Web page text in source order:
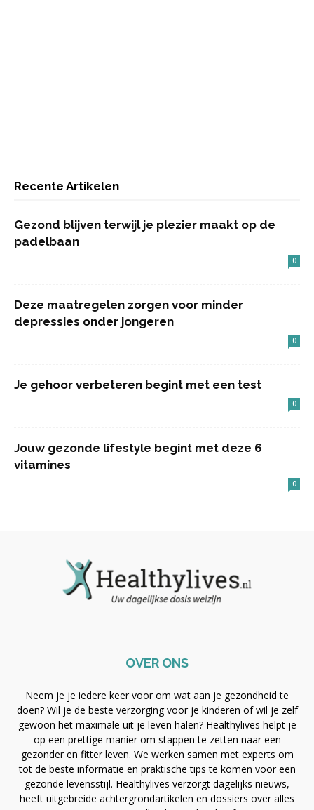
Recente Artikelen
Gezond blijven terwijl je plezier maakt op de
padelbaan
0
Deze maatregelen zorgen voor minder
depressies onder jongeren
0
Je gehoor verbeteren begint met een test
0
Jouw gezonde lifestyle begint met deze 6
vitamines
0
OVER ONS
Neem je je iedere keer voor om wat aan je gezondheid te
doen? Wil je de beste verzorging voor je kinderen of wil je zelf
gewoon het maximale uit je leven halen? Healthylives helpt je
op een prettige manier om stappen te zetten naar een
gezonder en fitter leven. We werken samen met experts om
tot de beste informatie en praktische tips te komen voor een
gezonde levensstijl. Healthylives verzorgt dagelijks nieuws,
heeft uitgebreide achtergrondartikelen en dossiers over alles